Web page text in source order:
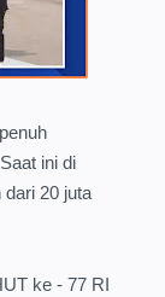
ini di
dari 20 juta
ke - 77 RI